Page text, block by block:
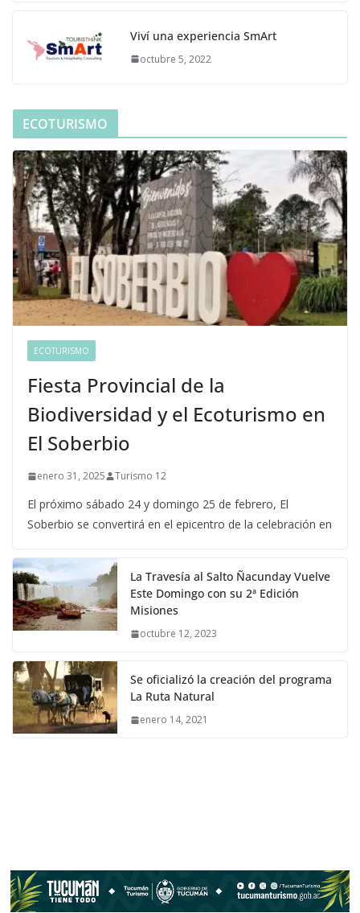
Viví una experiencia SmArt
octubre 5, 2022
ECOTURISMO
ECOTURISMO
Fiesta Provincial de la
Biodiversidad y el Ecoturismo en
El Soberbio
enero 31, 2025 Turismo 12
El próximo sábado 24 y domingo 25 de febrero, El
Soberbio se convertirá en el epicentro de la celebración en
La Travesía al Salto Ñacunday Vuelve
Este Domingo con su 2ª Edición
Misiones
octubre 12, 2023
Se oficializó la creación del programa
La Ruta Natural
enero 14, 2021